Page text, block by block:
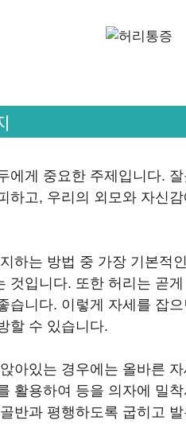
에게 중요한 주제입니다.
하고, 우리의 외모와 자신
하는 방법 중 가장 기본적
것입니다. 또한 허리는 곧
습니다. 이렇게 자세를 잡
할 수 있습니다.
아있는 경우에는 올바른
활용하여 등을 의자에 밀
반과 평행하도록 굽히고